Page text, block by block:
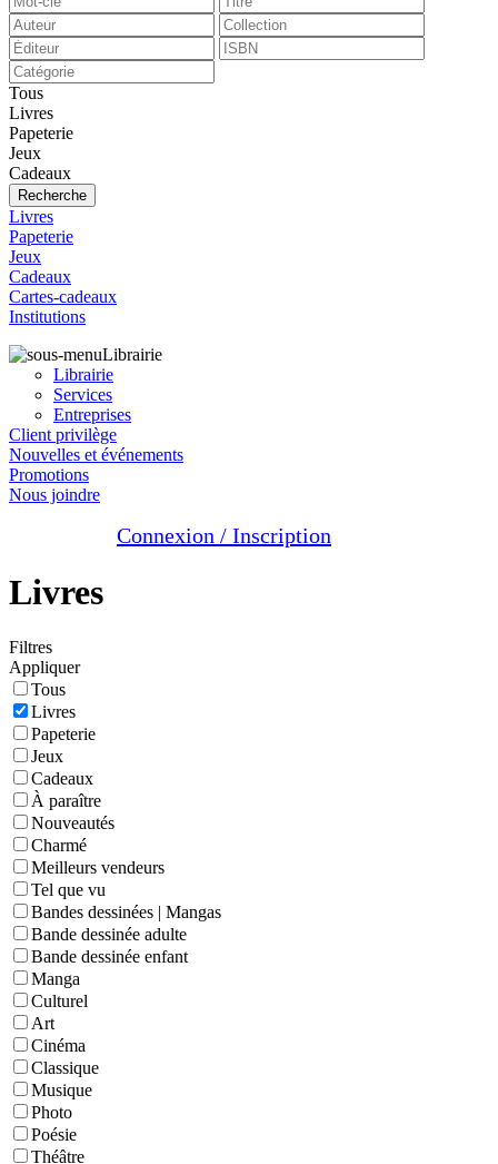
Tous
Livres
Papeterie
Jeux
Cadeaux
Recherche
Livres
Papeterie
Jeux
Cadeaux
Cartes-cadeaux
Institutions
Librairie
Librairie
Services
Entreprises
Client privilège
Nouvelles et événements
Promotions
Nous joindre
Connexion / Inscription
Livres
Filtres
Appliquer
Tous
Livres
Papeterie
Jeux
Cadeaux
À paraître
Nouveautés
Charmé
Meilleurs vendeurs
Tel que vu
Bandes dessinées | Mangas
Bande dessinée adulte
Bande dessinée enfant
Manga
Culturel
Art
Cinéma
Classique
Musique
Photo
Poésie
Théâtre